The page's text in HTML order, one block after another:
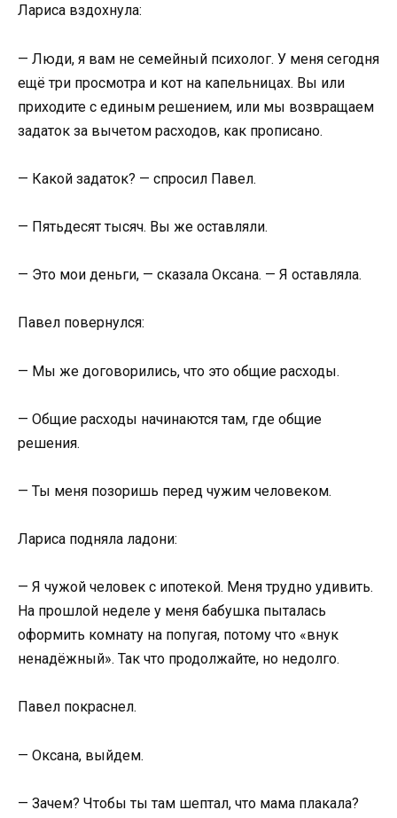
Лариса вздохнула:
— Люди, я вам не семейный психолог. У меня сегодня
ещё три просмотра и кот на капельницах. Вы или
приходите с единым решением, или мы возвращаем
задаток за вычетом расходов, как прописано.
— Какой задаток? — спросил Павел.
— Пятьдесят тысяч. Вы же оставляли.
— Это мои деньги, — сказала Оксана. — Я оставляла.
Павел повернулся:
— Мы же договорились, что это общие расходы.
— Общие расходы начинаются там, где общие
решения.
— Ты меня позоришь перед чужим человеком.
Лариса подняла ладони:
— Я чужой человек с ипотекой. Меня трудно удивить.
На прошлой неделе у меня бабушка пыталась
оформить комнату на попугая, потому что «внук
ненадёжный». Так что продолжайте, но недолго.
Павел покраснел.
— Оксана, выйдем.
— Зачем? Чтобы ты там шептал, что мама плакала?